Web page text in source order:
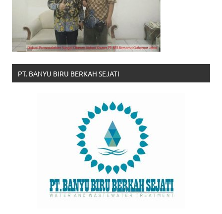
PT. BANYU BIRU BERKAH SEJATI